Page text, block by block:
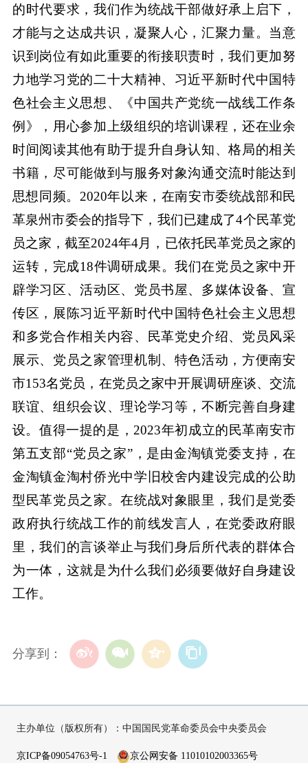
的时代要求，我们作为统战干部做好承上启下，
才能与之达成共识，凝聚人心，汇聚力量。当意
识到岗位有如此重要的衔接职责时，我们更加努
力地学习党的二十大精神、习近平新时代中国特
色社会主义思想、《中国共产党统一战线工作条
例》，用心参加上级组织的培训课程，还在业余
时间阅读其他有助于提升自身认知、格局的相关
书籍，尽可能做到与服务对象沟通交流时能达到
思想同频。2020年以来，在南安市委统战部和民
革泉州市委会的指导下，我们已建成了4个民革党
员之家，截至2024年4月，已依托民革党员之家的
运转，完成18件调研成果。我们在党员之家中开
辟学习区、活动区、党员书屋、多媒体设备、宣
传区，展陈习近平新时代中国特色社会主义思想
和多党合作相关内容、民革党史介绍、党员风采
展示、党员之家管理机制、特色活动，方便南安
市153名党员，在党员之家中开展调研座谈、交流
联谊、组织会议、理论学习等，不断完善自身建
设。值得一提的是，2023年初成立的民革南安市
第五支部“党员之家”，是由金淘镇党委支持，在
金淘镇金淘村侨光中学旧校舍内建设完成的公助
型民革党员之家。在统战对象眼里，我们是党委
政府执行统战工作的前线发言人，在党委政府眼
里，我们的言谈举止与我们身后所代表的群体合
为一体，这就是为什么我们必须要做好自身建设
工作。
分享到：
主办单位（版权所有）：中国国民党革命委员会中央委员会
京ICP备09054763号-1 京公网安备 11010102003365号